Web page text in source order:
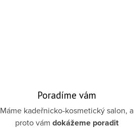
Poradíme vám
Máme kadeřnicko-kosmetický salon, a
proto vámdokážeme poradit